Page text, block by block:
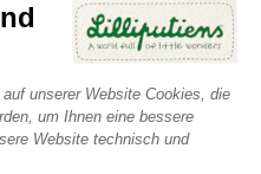
unserer Website Cookies, die
um Ihnen eine bessere
Website technisch und
gelesen und
Daten zu. nofilter
akzeptieren Sie die
stimmen der Nachverfolgung